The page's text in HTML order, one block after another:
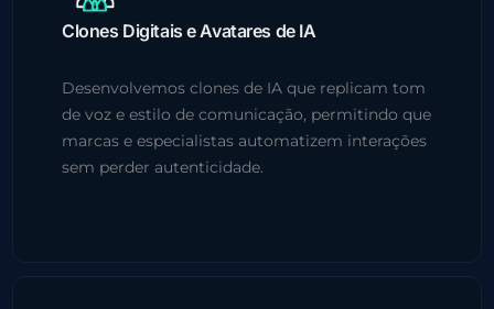
Clones Digitais e Avatares de IA
Desenvolvemos clones de IA que replicam tom
de voz e estilo de comunicação, permitindo que
marcas e especialistas automatizem interações
sem perder autenticidade.